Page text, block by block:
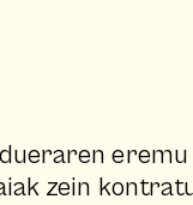
zein